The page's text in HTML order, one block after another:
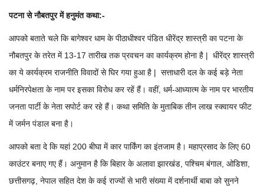
पटना से नौबतपुर में हनुमंत कथा:-
आपको बताते चले कि बागेश्वर धाम के पीठाधीश्वर पंडित धीरेंद्र शास्त्री का पटना के
नौबतपुर के तरेत में 13-17 तारीख तक प्रवचन का कार्यक्रम होना है | धीरेंद्र शास्त्री
का ये कार्यक्रम राजनीति विवादों से घिर गया हुआ है | सत्ताधारी दल के कई बड़े नेता
धर्मनिरपेक्षता के नाम पर इसका विरोध कर रहें हैं। वहीं, धर्म-आध्यात्म के नाम पर भारतीय
जनता पार्टी के नेता सपोर्ट कर रहे हैं। कथा समिति के मुताबिक तीन लाख स्क्वायर फीट
में जर्मन पंडाल बना है।
आपको बता दे कि यहां 200 बीघा में कार पार्किंग का इंतजाम है। महाप्रसाद के लिए 60
काउंटर बनाए गए हैं। अनुमान है कि बिहार के अलावा झारखंड, पश्चिम बंगाल, ओडिशा,
छत्तीसगढ़, नेपाल सहित देश के कई राज्यों से भारी संख्या में दर्शनार्थी बाबा को सुनने